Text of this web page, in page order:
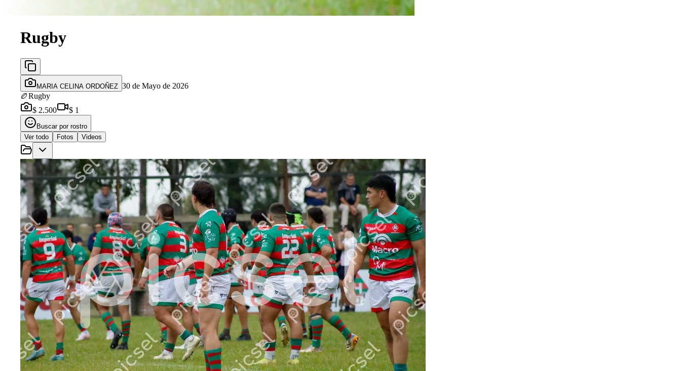
Rugby
MARIA CELINA ORDOÑEZ 30 de Mayo de 2026
🏉Rugby
$ 2.500
$ 1
Buscar por rostro
Ver todo
Fotos Videos